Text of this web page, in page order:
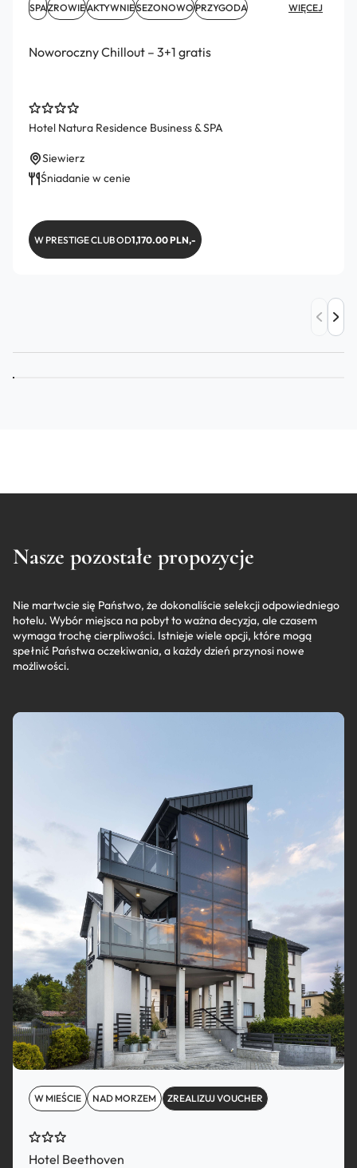
Noworoczny Chillout – 3+1 gratis
SPAZROWIEAKTYWNIESEZONOWOPRZYGODA WIĘCEJ
Hotel Natura Residence Business & SPA
Siewierz
Śniadanie w cenie
W PRESTIGE CLUB OD1,170.00 PLN,-
Nasze pozostałe propozycje
Nie martwcie się Państwo, że dokonaliście selekcji odpowiedniego
hotelu. Wybór miejsca na pobyt to ważna decyzja, ale czasem
wymaga trochę cierpliwości. Istnieje wiele opcji, które mogą
spełnić Państwa oczekiwania, a każdy dzień przynosi nowe
możliwości.
W MIEŚCIE NAD MORZEM ZREALIZUJ VOUCHER
Hotel Beethoven